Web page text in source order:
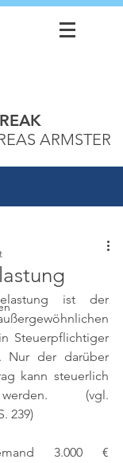
ARMSTER
ist der
Steuerpflichtiger
Nur der darüber
kann steuerlich
werden. (vgl.
239)
3.000 €